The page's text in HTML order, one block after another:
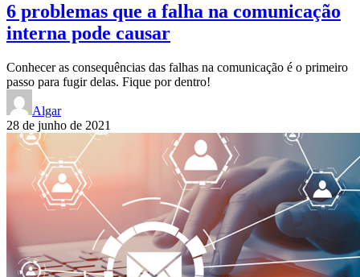
6 problemas que a falha na comunicação
interna pode causar
Conhecer as consequências das falhas na comunicação é o primeiro
passo para fugir delas. Fique por dentro!
Algar
28 de junho de 2021